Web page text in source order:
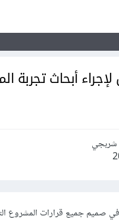
لإجراء أبحاث تجربة
شربجي
صميم جميع قرارات المشروع